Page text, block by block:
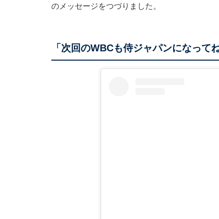
のメッセージをつづりました。
「次回のWBCも侍ジャパンになって